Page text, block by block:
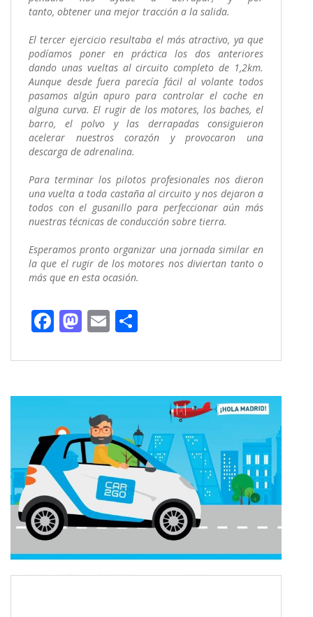
tanto, obtener una mejor tracción a la salida.
El tercer ejercicio resultaba el más atractivo, ya que
podíamos poner en práctica los dos anteriores
dando unas vueltas al circuito completo de 1,2km.
Aunque desde fuera parecía fácil al volante todos
pasamos algún apuro para controlar el coche en
alguna curva. El rugir de los motores, los baches, el
barro, el polvo y las derrapadas consiguieron
acelerar nuestros corazón y provocaron una
descarga de adrenalina.
Para terminar los pilotos profesionales nos dieron
una vuelta a toda castaña al circuito y nos dejaron a
todos con el gusanillo para perfeccionar aún más
nuestras técnicas de conducción sobre tierra.
Esperamos pronto organizar una jornada similar en
la que el rugir de los motores nos diviertan tanto o
más que en esta ocasión.
F
ac
e
o
k
M
as
to
o
n
E
m
ai m
ti
r